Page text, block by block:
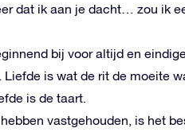
dat ik aan je dacht… zou ik
bij voor altijd en
is wat de rit de moeite
is de taart.
vastgehouden, is het